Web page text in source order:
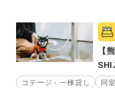
【
コテージ・一棟貸し 同